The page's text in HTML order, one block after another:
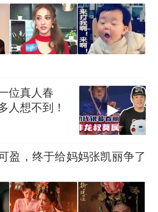
位真人春
人想不到！
盈，终于给妈妈张凯丽争了